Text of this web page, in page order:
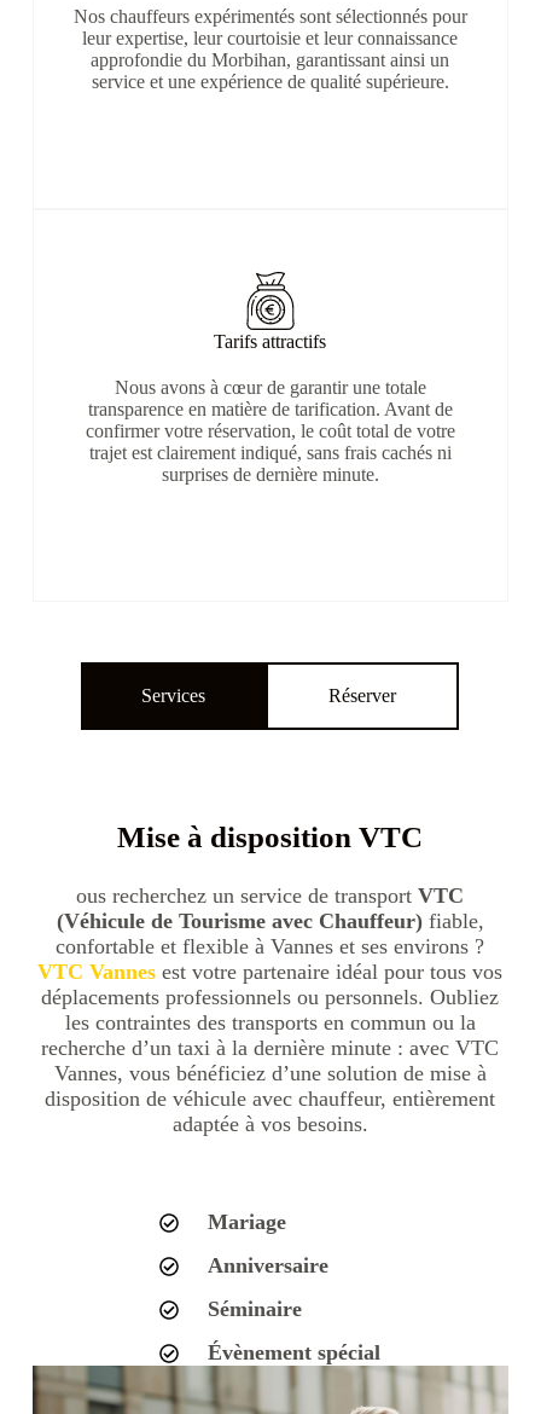
Nos chauffeurs expérimentés sont sélectionnés pour
leur expertise, leur courtoisie et leur connaissance
approfondie du Morbihan, garantissant ainsi un
service et une expérience de qualité supérieure.
Tarifs attractifs
Nous avons à cœur de garantir une totale
transparence en matière de tarification. Avant de
confirmer votre réservation, le coût total de votre
trajet est clairement indiqué, sans frais cachés ni
surprises de dernière minute.
Services Réserver
Mise à disposition VTC
ous recherchez un service de transportVTC
(Véhicule de Tourisme avec Chauffeur)fiable,
confortable et flexible à Vannes et ses environs ?
VTC Vannes est votre partenaire idéal pour tous vos
déplacements professionnels ou personnels. Oubliez
les contraintes des transports en commun ou la
recherche d’un taxi à la dernière minute : avec VTC
Vannes, vous bénéficiez d’une solution de mise à
disposition de véhicule avec chauffeur, entièrement
adaptée à vos besoins.
Mariage
Anniversaire
Séminaire
Évènement spécial